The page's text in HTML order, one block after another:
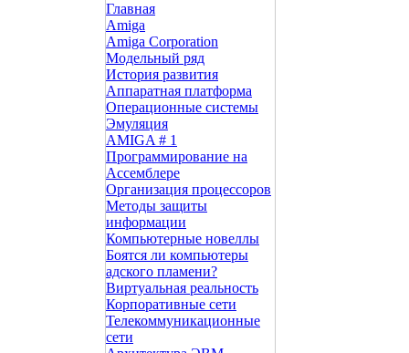
Главная
Amiga
Amiga Corporation
Модельный ряд
История развития
Аппаратная платформа
Операционные системы
Эмуляция
AMIGA # 1
Программирование на
Ассемблере
Организация процессоров
Методы защиты
информации
Компьютерные новеллы
Боятся ли компьютеры
адского пламени?
Виртуальная реальность
Корпоративные сети
Телекоммуникационные
сети